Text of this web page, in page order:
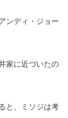
ンディ・ジョー
家に近づいたの
と、ミソジは考